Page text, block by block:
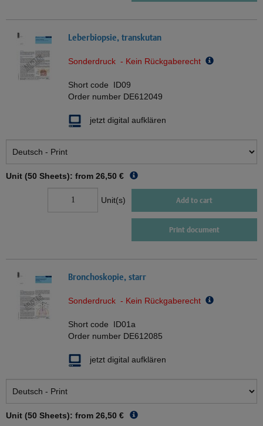
Leberbiopsie, transkutan
Sonderdruck - Kein Rückgaberecht
Short code ID09
Order number DE612049
jetzt digital aufklären
Unit (50 Sheets): from 26,50 €
Unit(s) Add to cart
Print document
Bronchoskopie, starr
Sonderdruck - Kein Rückgaberecht
Short code ID01a
Order number DE612085
jetzt digital aufklären
Unit (50 Sheets): from 26,50 €